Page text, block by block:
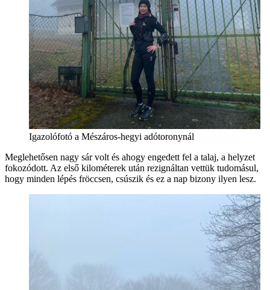
Igazolófotó a Mészáros-hegyi adótoronynál
Meglehetősen nagy sár volt és ahogy engedett fel a talaj, a helyzet
fokozódott. Az első kilométerek után rezignáltan vettük tudomásul,
hogy minden lépés fröccsen, csúszik és ez a nap bizony ilyen lesz.